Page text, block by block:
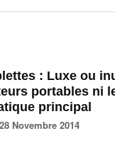
: Luxe ou
portables ni
principal
Novembre 2014